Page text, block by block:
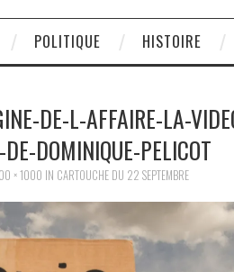
POLITIQUE HISTOIRE
DE-L-AFFAIRE-LA-
DOMINIQUE-PELICOT
× 1000 IN CARTOUCHE DU 22 SEPTEMBRE